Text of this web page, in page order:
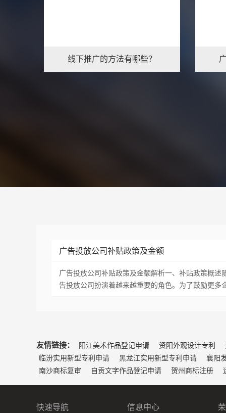
线下推广的方法有哪些？
广告投放公司补贴政策及金额
广告投放公司补贴政策及金额解析一、补贴政策概述
告投放公司扮演着越来越重要的角色。为了鼓励更
友情链接： 阳江美术作品登记申请 资阳外观设计专利
临汾实用新型专利申请
黑龙江实用新型专利申请
襄阳
南沙商标复审
自贡文字作品登记申请 贺州商标注册
快速导航 信息中心